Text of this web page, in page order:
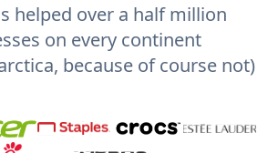
helped over a half million
on every continent
because of course not)